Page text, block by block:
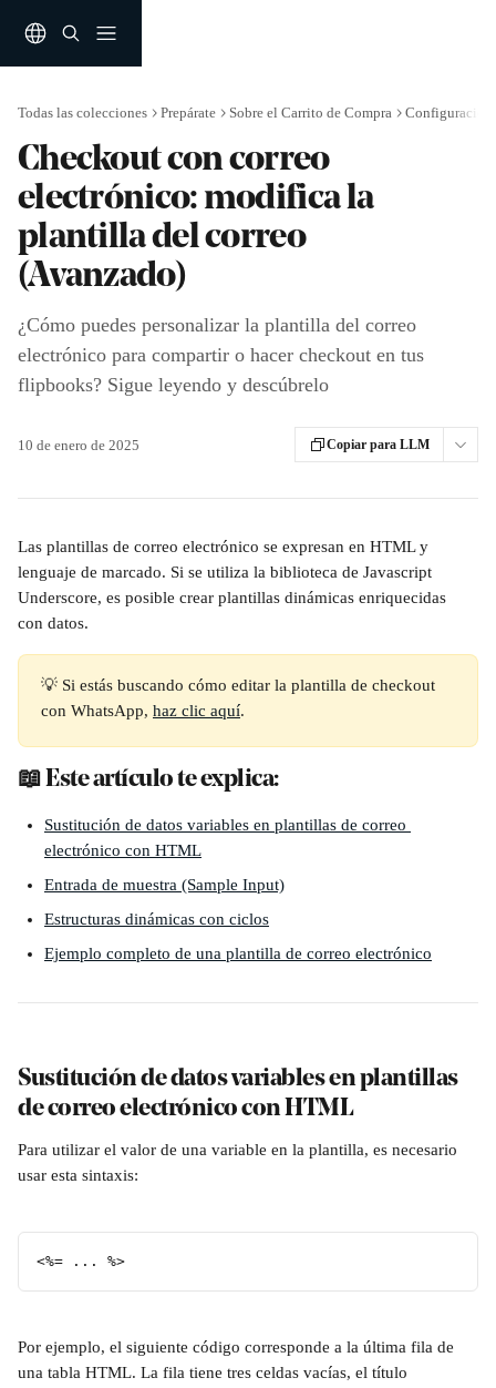
Todas las colecciones Prepárate Sobre el Carrito de Compra Configuración
Checkout con correo
electrónico: modifica la
plantilla del correo
(Avanzado)
¿Cómo puedes personalizar la plantilla del correo
electrónico para compartir o hacer checkout en tus
flipbooks? Sigue leyendo y descúbrelo
10 de enero de 2025 Copiar para LLM
Las plantillas de correo electrónico se expresan en HTML y
lenguaje de marcado. Si se utiliza la biblioteca de Javascript
Underscore, es posible crear plantillas dinámicas enriquecidas
con datos.
💡 Si estás buscando cómo editar la plantilla de checkout
con WhatsApp, haz clic aquí.
📖 Este artículo te explica:
Sustitución de datos variables en plantillas de correo
electrónico con HTML
Entrada de muestra (Sample Input)
Estructuras dinámicas con ciclos
Ejemplo completo de una plantilla de correo electrónico
Sustitución de datos variables en plantillas
de correo electrónico con HTML
Para utilizar el valor de una variable en la plantilla, es necesario
usar esta sintaxis:
<%= ... %>
Por ejemplo, el siguiente código corresponde a la última fila de
una tabla HTML. La fila tiene tres celdas vacías, el título